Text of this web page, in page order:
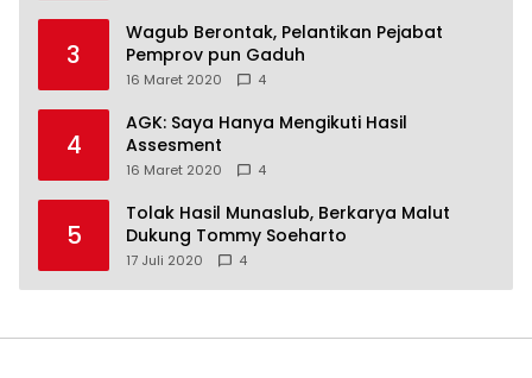
3
Wagub Berontak, Pelantikan Pejabat
Pemprov pun Gaduh
16 Maret 2020 4
4
AGK: Saya Hanya Mengikuti Hasil
Assesment
16 Maret 2020 4
5
Tolak Hasil Munaslub, Berkarya Malut
Dukung Tommy Soeharto
17 Juli 2020 4